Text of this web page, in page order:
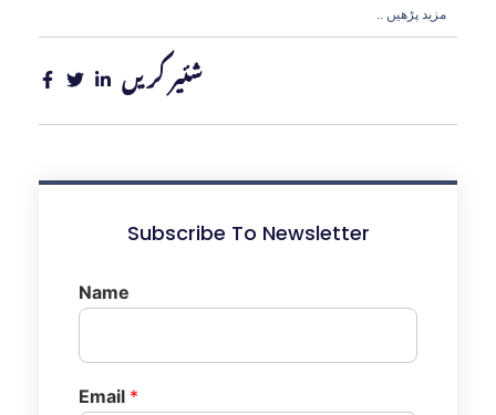
.. مزید پڑھیں
شئیر کریں
Subscribe To Newsletter
Name
Email *